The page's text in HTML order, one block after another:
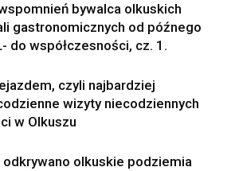
bywalca olkuskich
gastronomicznych od późnego
do współczesności, cz. 1.
czyli najbardziej
wizyty niecodziennych
w Olkuszu
odkrywano olkuskie podziemia